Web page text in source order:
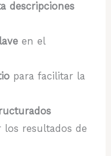
descripciones
en el
para facilitar la
los resultados de